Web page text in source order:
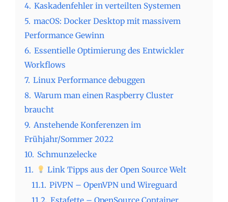
4. Kaskadenfehler in verteilten Systemen
5. macOS: Docker Desktop mit massivem
Performance Gewinn
6. Essentielle Optimierung des Entwickler
Workflows
7. Linux Performance debuggen
8. Warum man einen Raspberry Cluster
braucht
9. Anstehende Konferenzen im
Frühjahr/Sommer 2022
10. Schmunzelecke
11.
Link Tipps aus der Open Source Welt
11.1. PiVPN – OpenVPN und Wireguard